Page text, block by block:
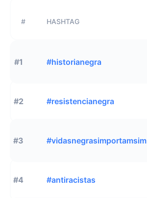
# HASHTAG
#1 #historianegra
#2 #resistencianegra
#3 #vidasnegrasimportamsim
#4 #antiracistas